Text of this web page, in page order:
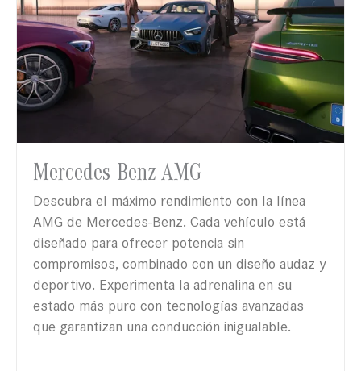
Mercedes-Benz AMG
Descubra el máximo rendimiento con la línea
AMG de Mercedes-Benz. Cada vehículo está
diseñado para ofrecer potencia sin
compromisos, combinado con un diseño audaz y
deportivo. Experimenta la adrenalina en su
estado más puro con tecnologías avanzadas
que garantizan una conducción inigualable.